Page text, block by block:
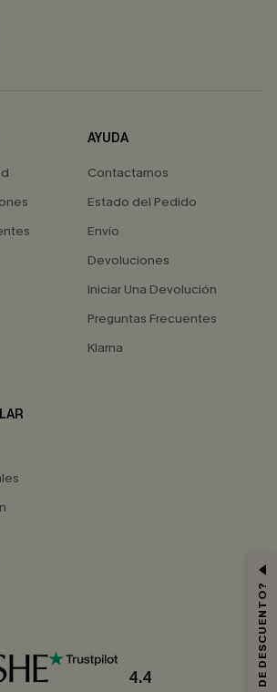
AYUDA
Contactarnos
Estado del Pedido
Envío
Devoluciones
Iniciar Una Devolución
Preguntas Frecuentes
Klarna
4.4